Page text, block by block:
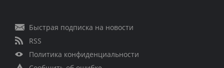
Быстрая подписка на новости
RSS
Политика конфиденциальности